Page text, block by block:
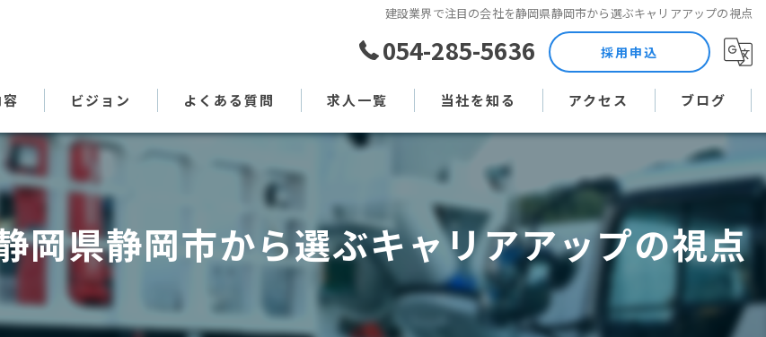
建設業界で注目の会社を静岡県静岡市から選ぶキャリアアップの視点
054-285-5636 採用申込
ビジョン よくある質問 求人一覧 当社を知る
土木作業員
現場監督
未経験
直行直帰
アクセス ブログ
コラム
岡県静岡市から選ぶキャリアアップの視点